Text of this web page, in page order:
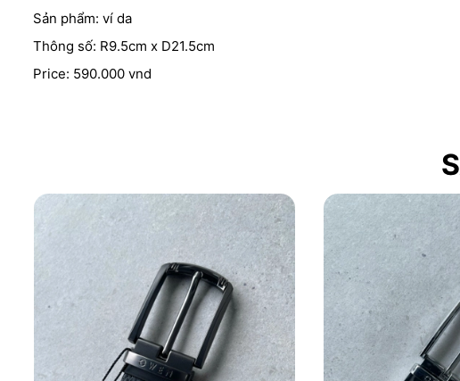
Sản phẩm: ví da
Thông số: R9.5cm x D21.5cm
Price: 590.000 vnd